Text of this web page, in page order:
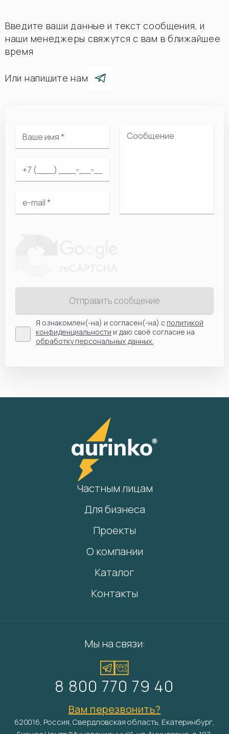
Введите ваши данные и текст сообщения, и
наши менеджеры свяжутся с вам в ближайшее
время
Или напишите нам
Отправить сообщение
Я ознакомлен(-на) и согласен(-на) сполитикой
конфиденциальности и даю своё согласие на
обработку персональных данных.
Частным лицам
Для бизнеса
Проекты
О компании
Каталог
Контакты
Мы на связи:
8 800 770 79 40
Вам перезвонить?
620016, Россия, Свердловская область, Екатеринбург,